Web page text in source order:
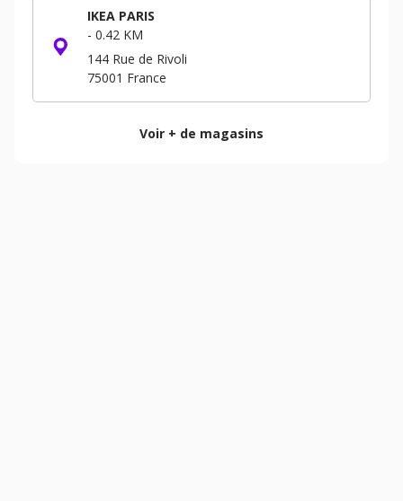
IKEA PARIS
- 0.42 KM
144 Rue de Rivoli
75001 France
Voir + de magasins